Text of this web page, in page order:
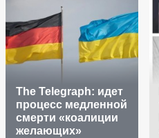
The Telegraph: идет
процесс медленной
смерти «коалиции
желающих»